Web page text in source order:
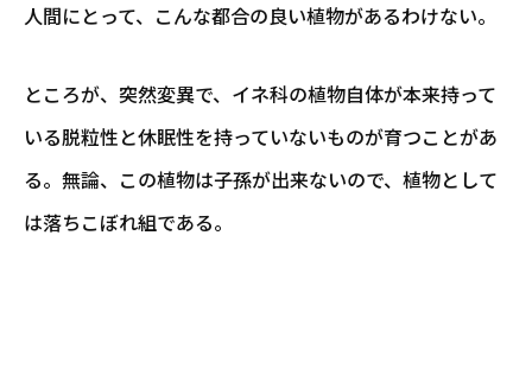
人間にとって、こんな都合の良い植物があるわけない。
ところが、突然変異で、イネ科の植物自体が本来持って
いる脱粒性と休眠性を持っていないものが育つことがあ
る。無論、この植物は子孫が出来ないので、植物として
は落ちこぼれ組である。